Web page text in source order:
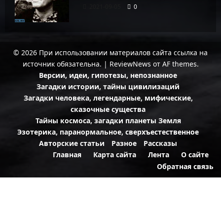
0
© 2026 При использовании материалов сайта ссылка на
источник обязательна. | ReviewNews от AF themes.
Версии, идеи, гипотезы, непознанное
Загадки истории, тайны цивилизаций
Загадки человека, легендарные, мифические,
сказочные существа
Тайны космоса, загадки планеты Земля
Эзотерика, паранормальное, сверхъестественное
Авторские статьи
Разное
Рассказы
Главная
Карта сайта Лента
О сайте
Обратная связь